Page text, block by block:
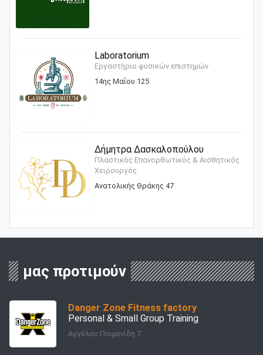
Laboratorium
Εργαστήριο φυσικών επιστημών
14ης Μαΐου 125
Δήμητρα Δασκαλοπούλου
Πλαστικός Επανορθωτικός & Αισθητικός
Χειρουργός
Ανατολικής Θράκης 47
μας προτιμούν
Danger Zone Fitness factory
Personal & Small Group Training
Αγγέλου Ποιμενίδη 7